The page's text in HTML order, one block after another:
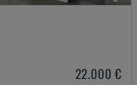
22.000 €